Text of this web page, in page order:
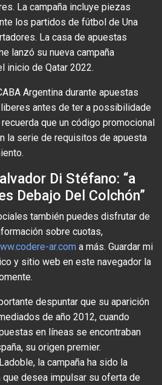
La campaña incluye piezas
los partidos de fútbol de Una
La casa de apuestas
lanzó su nueva campaña
inicio de Qatar 2022.
Argentina durante apuestas
antes de ter a possibilidade
que un código promocional
la serie de requisitos de apuesta
Di Stéfano: “a
Debajo Del Colchón”
también puedes disfrutar de
sobre cuotas,
ar.com a más. Guardar mi
y sitio web en este navegador la
despuntar que su aparición
de año 2012, cuando
en líneas se encontraban
su origen premier.
la campaña ha sido la
que desea impulsar su oferta de